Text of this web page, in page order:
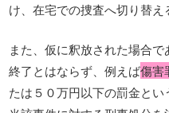
け、在宅での捜査へ切り替え
また、仮に釈放された場合
終了とはならず、例えば傷害
たは５０万円以下の罰金と